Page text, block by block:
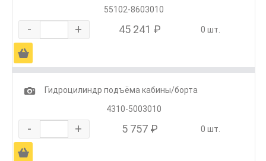
55102-8603010
- + 45 241 ₽ 0 шт.
Ä
1
Гидроцилиндр подъёма кабины/борта
4310-5003010
- + 5 757 ₽ 0 шт.
Ä